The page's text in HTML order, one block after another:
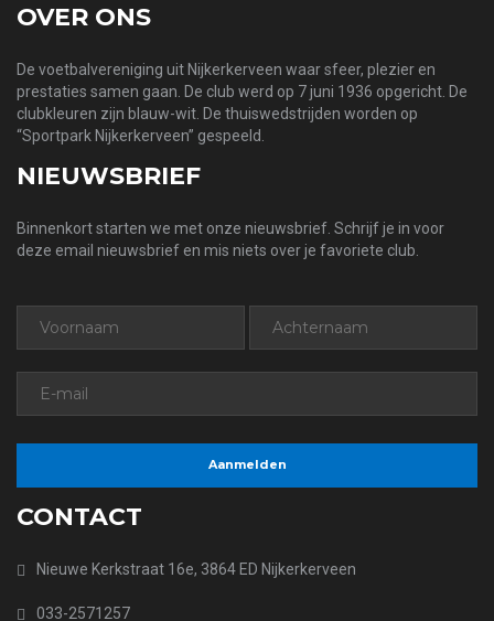
OVER ONS
De voetbalvereniging uit Nijkerkerveen waar sfeer, plezier en
prestaties samen gaan. De club werd op 7 juni 1936 opgericht. De
clubkleuren zijn blauw-wit. De thuiswedstrijden worden op
“Sportpark Nijkerkerveen” gespeeld.
NIEUWSBRIEF
Binnenkort starten we met onze nieuwsbrief. Schrijf je in voor
deze email nieuwsbrief en mis niets over je favoriete club.
CONTACT
Nieuwe Kerkstraat 16e, 3864 ED Nijkerkerveen
033-2571257